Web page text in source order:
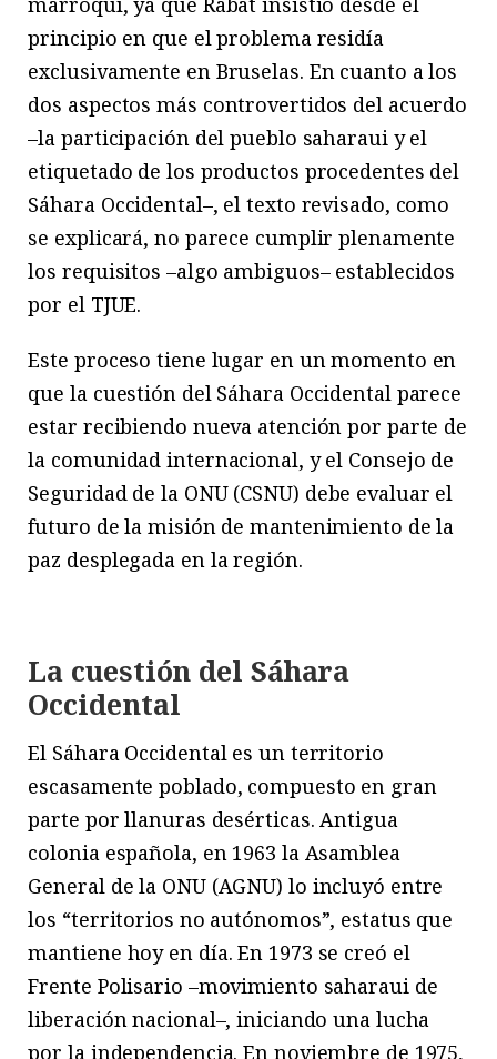
principio en que el problema residía
exclusivamente en Bruselas. En cuanto a los
dos aspectos más controvertidos del acuerdo
–la participación del pueblo saharaui y el
etiquetado de los productos procedentes del
Sáhara Occidental–, el texto revisado, como
se explicará, no parece cumplir plenamente
los requisitos –algo ambiguos– establecidos
por el TJUE.
Este proceso tiene lugar en un momento en
que la cuestión del Sáhara Occidental parece
estar recibiendo nueva atención por parte de
la comunidad internacional, y el Consejo de
Seguridad de la ONU (CSNU) debe evaluar el
futuro de la misión de mantenimiento de la
paz desplegada en la región.
La cuestión del Sáhara
Occidental
El Sáhara Occidental es un territorio
escasamente poblado, compuesto en gran
parte por llanuras desérticas. Antigua
colonia española, en 1963 la Asamblea
General de la ONU (AGNU) lo incluyó entre
los “territorios no autónomos”, estatus que
mantiene hoy en día. En 1973 se creó el
Frente Polisario –movimiento saharaui de
liberación nacional–, iniciando una lucha
por la independencia. En noviembre de 1975,